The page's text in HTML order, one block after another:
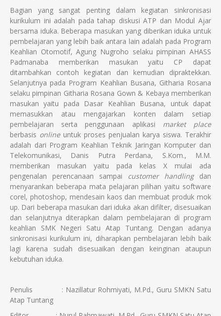
Bagian yang sangat penting dalam kegiatan sinkronisasi
kurikulum ini adalah pada tahap diskusi ATP dan Modul Ajar
bersama iduka. Beberapa masukan yang diberikan iduka untuk
pembelajaran yang lebih baik antara lain adalah pada Program
Keahlian Otomotif, Agung Nugroho selaku pimpinan AHASS
Padmanaba memberikan masukan yaitu CP dapat
ditambahkan contoh kegiatan dan kemudian dipraktekkan.
Selanjutnya pada Program Keahlian Busana, Githaria Rosana
selaku pimpinan Githaria Rosana Gown & Kebaya memberikan
masukan yaitu pada Dasar Keahlian Busana, untuk dapat
memasukkan atau mengajarkan konten dalam setiap
pembelajaran serta penggunaan aplikasi market place
berbasis onlineuntuk proses penjualan karya siswa. Terakhir
adalah dari Program Keahlian Teknik Jaringan Komputer dan
Telekomunikasi, Danis Putra Perdana, S.Kom., M.M.
memberikan masukan yaitu pada kelas X mulai ada
pengenalan perencanaan sampai customer handlingdan
menyarankan beberapa mata pelajaran pilihan yaitu software
corel, photoshop, mendesain kaos dan membuat produk mok
up. Dari beberapa masukan dari iduka akan difilter, disesuaikan
dan selanjutnya diterapkan dalam pembelajaran di program
keahlian SMK Negeri Satu Atap Tuntang. Dengan adanya
sinkronisasi kurikulum ini, diharapkan pembelajaran lebih baik
lagi karena sudah disesuaikan dengan keinginan ataupun
kebutuhan iduka.
Penulis : Nazillatur Rohmiyati, M.Pd., Guru SMKN Satu
Atap Tuntang